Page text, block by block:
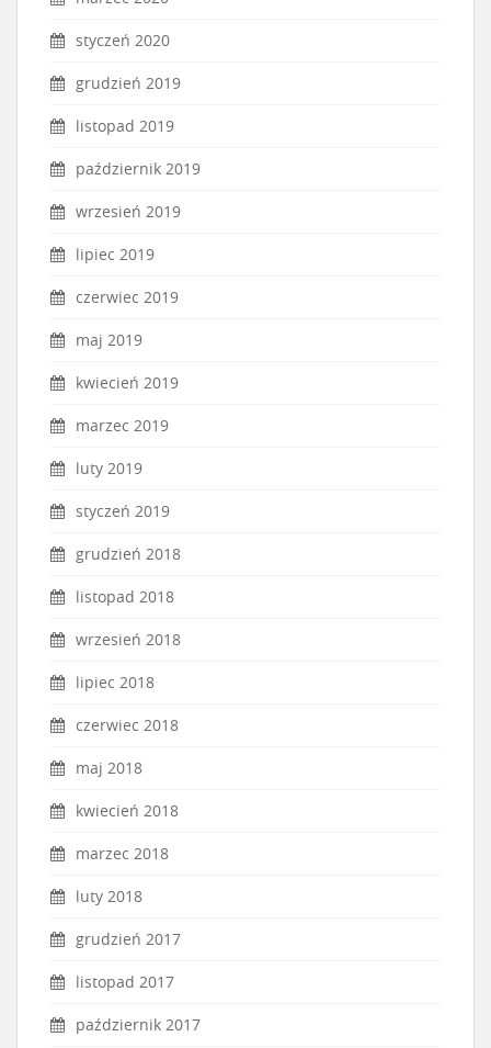
styczeń 2020
grudzień 2019
listopad 2019
październik 2019
wrzesień 2019
lipiec 2019
czerwiec 2019
maj 2019
kwiecień 2019
marzec 2019
luty 2019
styczeń 2019
grudzień 2018
listopad 2018
wrzesień 2018
lipiec 2018
czerwiec 2018
maj 2018
kwiecień 2018
marzec 2018
luty 2018
grudzień 2017
listopad 2017
październik 2017